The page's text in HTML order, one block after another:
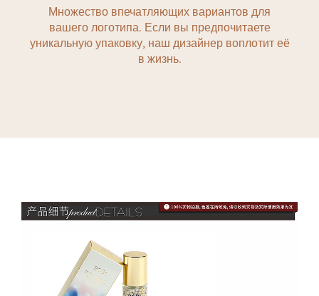
Множество впечатляющих вариантов для
вашего логотипа. Если вы предпочитаете
уникальную упаковку, наш дизайнер воплотит её
в жизнь.